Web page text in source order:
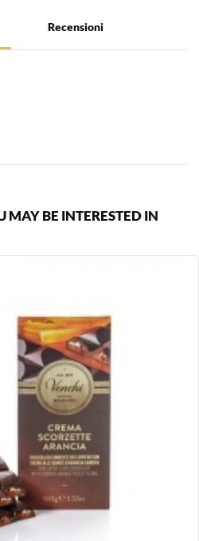
Recensioni
MAY BE INTERESTED IN